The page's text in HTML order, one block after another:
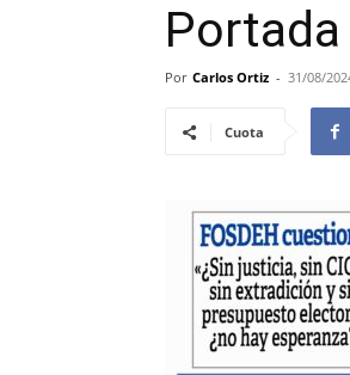
Por Carlos Ortiz - 31/08/
Cuota